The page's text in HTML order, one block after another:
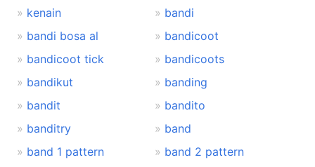
kenain
bandi
bandi bosa al
bandicoot
bandicoot tick
bandicoots
bandikut
banding
bandit
bandito
banditry
band
band 1 pattern
band 2 pattern